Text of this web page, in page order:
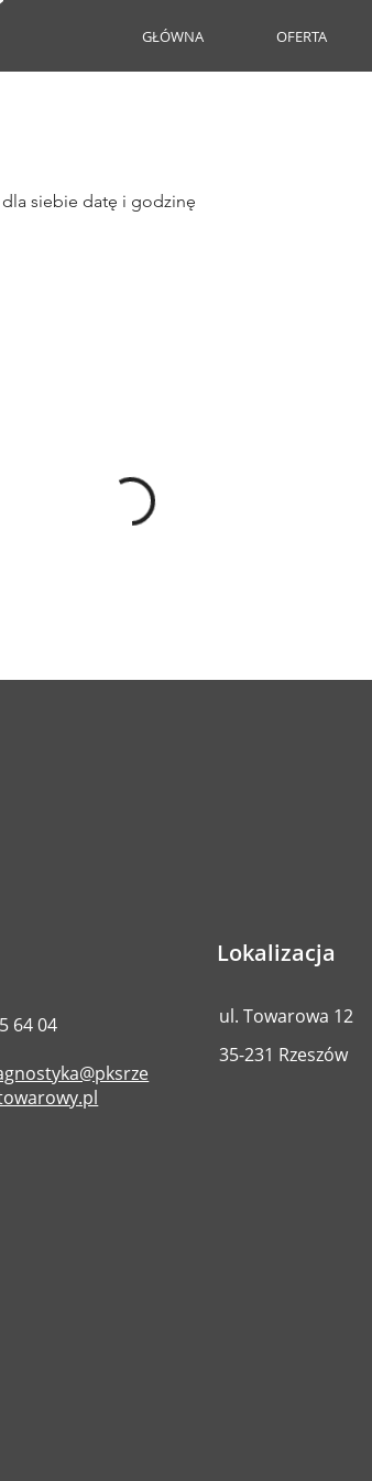
GŁÓWNA OFERTA
siebie datę i godzinę
64 04
Lokalizacja
ul. Towarowa 12
35-231 Rzeszów